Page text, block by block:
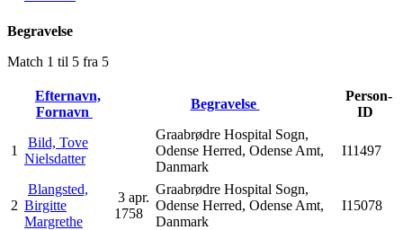
Begravelse
Match 1 til 5 fra 5
Efternavn,
Fornavn
Begravelse
Person-
ID
1
Bild, Tove
Nielsdatter
Graabrødre Hospital Sogn,
Odense Herred, Odense Amt,
Danmark
I11497
2
Blangsted,
Birgitte
Margrethe
3 apr.
1758
Graabrødre Hospital Sogn,
Odense Herred, Odense Amt,
Danmark
I15078